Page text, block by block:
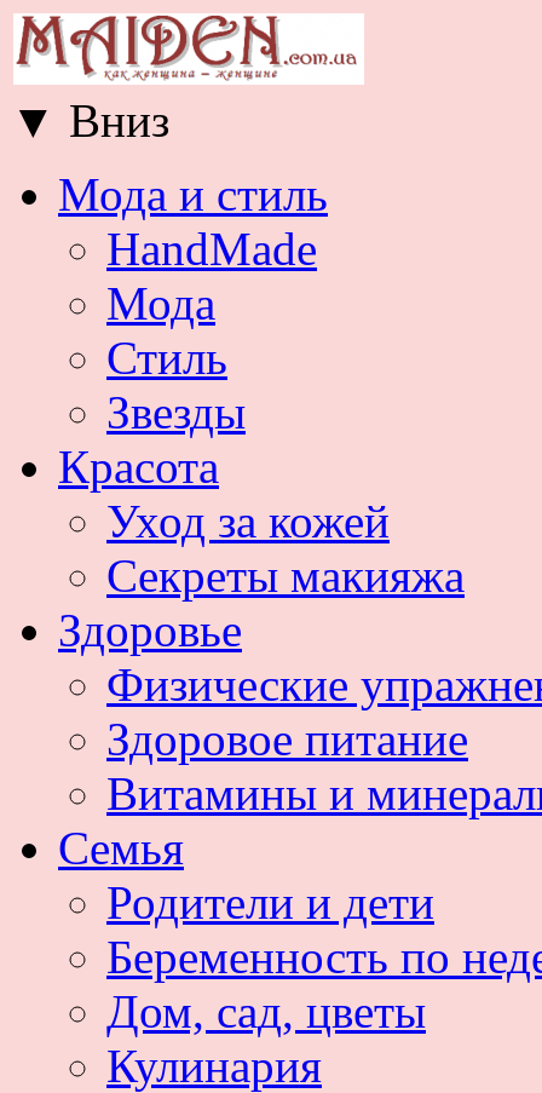
▼ Вниз
Мода и стиль
HandMade
Мода
Стиль
Звезды
Красота
Уход за кожей
Секреты макияжа
Здоровье
Физические
Здоровое питание
Витамины и
Семья
Родители и дети
Беременность по
Дом, сад, цветы
Кулинария